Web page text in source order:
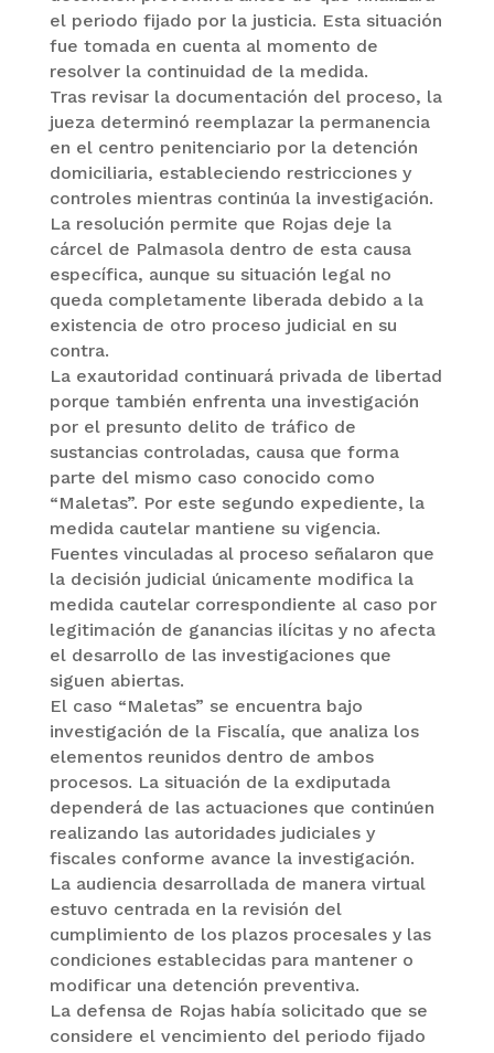
el periodo fijado por la justicia. Esta situación
fue tomada en cuenta al momento de
resolver la continuidad de la medida.
Tras revisar la documentación del proceso, la
jueza determinó reemplazar la permanencia
en el centro penitenciario por la detención
domiciliaria, estableciendo restricciones y
controles mientras continúa la investigación.
La resolución permite que Rojas deje la
cárcel de Palmasola dentro de esta causa
específica, aunque su situación legal no
queda completamente liberada debido a la
existencia de otro proceso judicial en su
contra.
La exautoridad continuará privada de libertad
porque también enfrenta una investigación
por el presunto delito de tráfico de
sustancias controladas, causa que forma
parte del mismo caso conocido como
“Maletas”. Por este segundo expediente, la
medida cautelar mantiene su vigencia.
Fuentes vinculadas al proceso señalaron que
la decisión judicial únicamente modifica la
medida cautelar correspondiente al caso por
legitimación de ganancias ilícitas y no afecta
el desarrollo de las investigaciones que
siguen abiertas.
El caso “Maletas” se encuentra bajo
investigación de la Fiscalía, que analiza los
elementos reunidos dentro de ambos
procesos. La situación de la exdiputada
dependerá de las actuaciones que continúen
realizando las autoridades judiciales y
fiscales conforme avance la investigación.
La audiencia desarrollada de manera virtual
estuvo centrada en la revisión del
cumplimiento de los plazos procesales y las
condiciones establecidas para mantener o
modificar una detención preventiva.
La defensa de Rojas había solicitado que se
considere el vencimiento del periodo fijado